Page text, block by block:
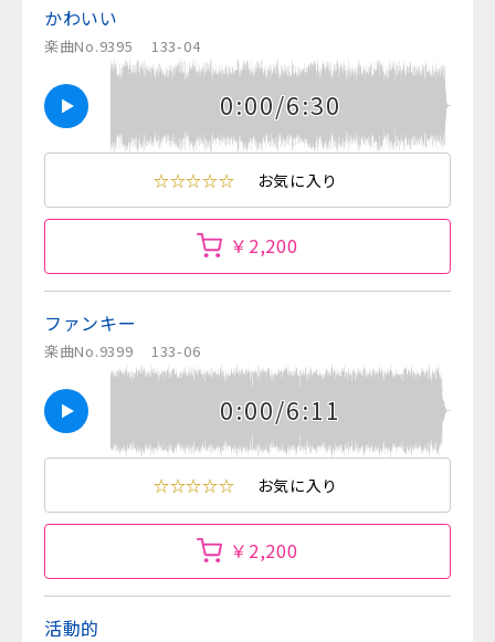
かわいい
楽曲No.9395 133-04
0:00/6:30
☆☆☆☆☆ お気に入り
￥2,200
ファンキー
楽曲No.9399 133-06
0:00/6:11
☆☆☆☆☆ お気に入り
￥2,200
活動的